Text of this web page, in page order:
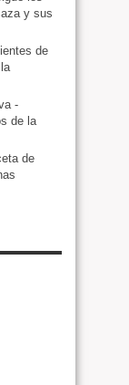
y sus
de
-
de la
de